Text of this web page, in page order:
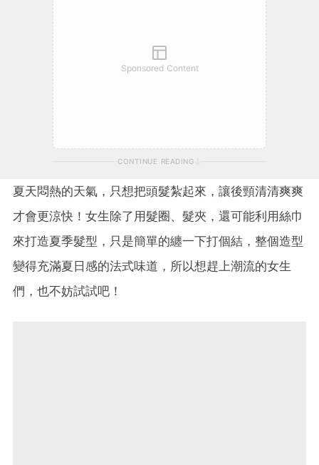
Sponsored Content
CONTINUE READING
夏天悶熱的天氣，只想把頭髮紮起來，讓後頸清清爽爽
才會更涼快！女生除了用髮圈、髮夾，還可能利用絲巾
來打造夏季髮型，只是簡單的纏一下打個結，整個造型
變得充滿夏日感的法式味道，所以想趕上潮流的女生
們，也不妨試試吧！